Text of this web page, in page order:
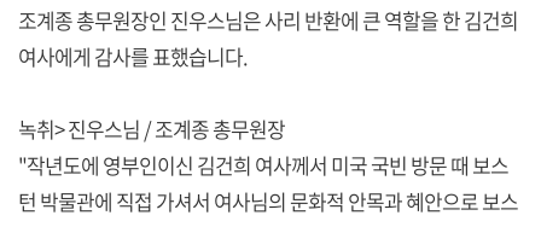
조계종 총무원장인 진우스님은 사리 반환에 큰 역할을 한 김건희
여사에게 감사를 표했습니다.
녹취> 진우스님 / 조계종 총무원장
"작년도에 영부인이신 김건희 여사께서 미국 국빈 방문 때 보스
턴 박물관에 직접 가셔서 여사님의 문화적 안목과 혜안으로 보스